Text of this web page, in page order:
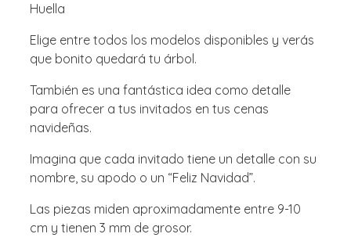
Huella
Elige entre todos los modelos disponibles y verás
que bonito quedará tu árbol.
También es una fantástica idea como detalle
para ofrecer a tus invitados en tus cenas
navideñas.
Imagina que cada invitado tiene un detalle con su
nombre, su apodo o un “Feliz Navidad”.
Las piezas miden aproximadamente entre 9-10
cm y tienen 3 mm de grosor.